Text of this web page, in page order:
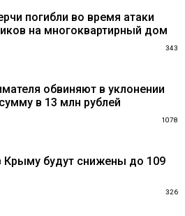
погибли во время атаки
на многоквартирный дом
343
обвиняют в уклонении
в 13 млн рублей
1078
Крыму будут снижены до 109
326